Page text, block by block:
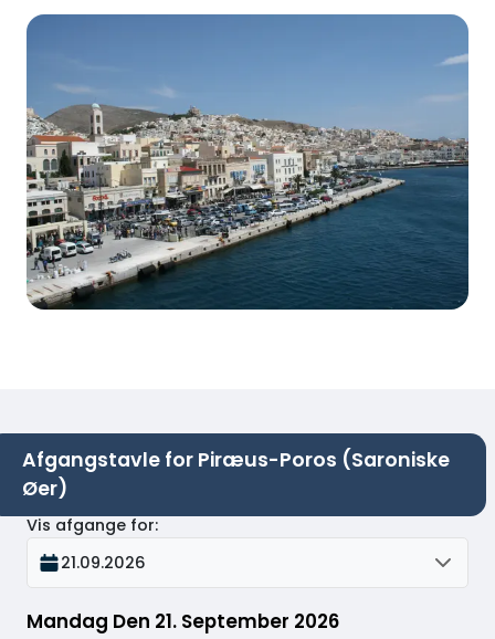
Afgangstavle for Piræus-Poros (Saroniske
Øer)
Mandag Den 21. September 2026
Vis afgange for:
21.09.2026